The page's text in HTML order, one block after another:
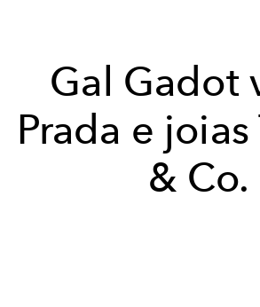
Gal Gadot
Prada e
& Co.